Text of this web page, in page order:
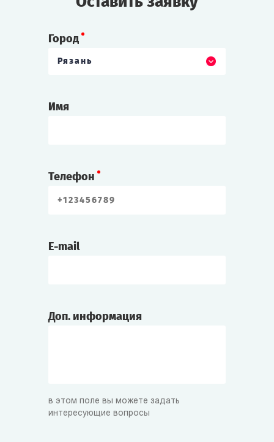
Город
Рязань
Имя
Телефон
E-mail
Доп. информация
в этом поле вы можете задать
интересующие вопросы